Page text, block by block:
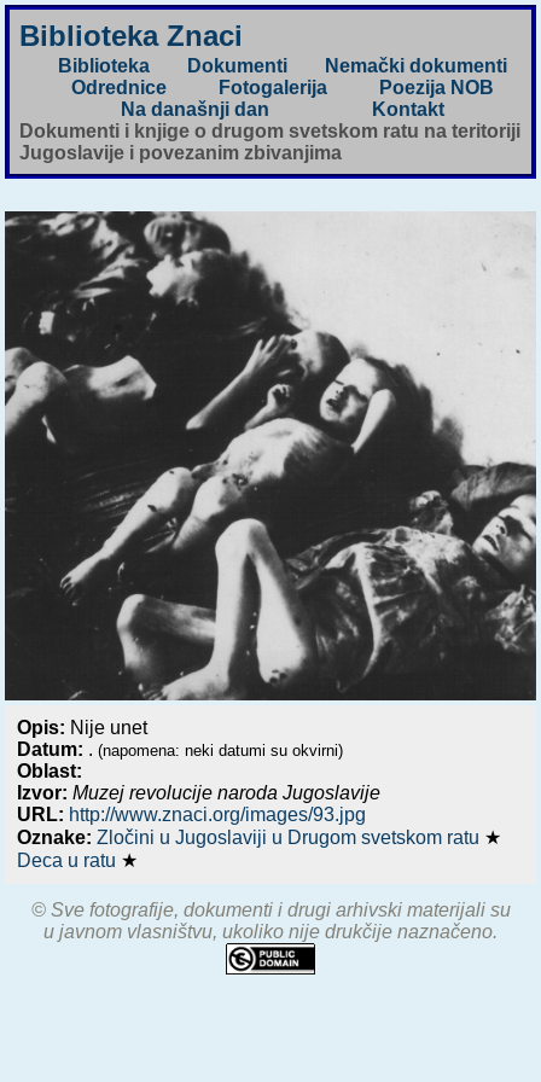
Biblioteka Znaci
Biblioteka Dokumenti
Nemački dokumenti
Odrednice
Fotogalerija
Poezija NOB
Na današnji dan
Kontakt
Dokumenti i knjige o drugom svetskom ratu na teritoriji
Jugoslavije i povezanim zbivanjima
Opis: Nije unet
Datum: . (napomena: neki datumi su okvirni)
Oblast:
Izvor: Muzej revolucije naroda Jugoslavije
URL: http://www.znaci.org/images/93.jpg
Oznake:Zločini u Jugoslaviji u Drugom svetskom ratu ★
Deca u ratu ★
© Sve fotografije, dokumenti i drugi arhivski materijali su
u javnom vlasništvu, ukoliko nije drukčije naznačeno.